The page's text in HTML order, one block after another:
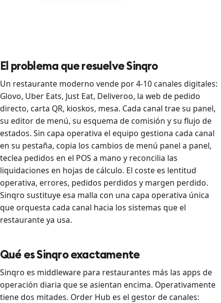
El problema que resuelve Sinqro
Un restaurante moderno vende por 4-10 canales digitales:
Glovo, Uber Eats, Just Eat, Deliveroo, la web de pedido
directo, carta QR, kioskos, mesa. Cada canal trae su panel,
su editor de menú, su esquema de comisión y su flujo de
estados. Sin capa operativa el equipo gestiona cada canal
en su pestaña, copia los cambios de menú panel a panel,
teclea pedidos en el POS a mano y reconcilia las
liquidaciones en hojas de cálculo. El coste es lentitud
operativa, errores, pedidos perdidos y margen perdido.
Sinqro sustituye esa malla con una capa operativa única
que orquesta cada canal hacia los sistemas que el
restaurante ya usa.
Qué es Sinqro exactamente
Sinqro es middleware para restaurantes más las apps de
operación diaria que se asientan encima. Operativamente
tiene dos mitades. Order Hub es el gestor de canales: